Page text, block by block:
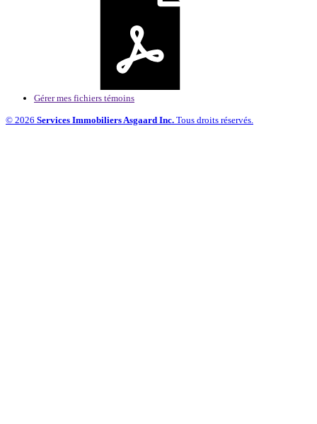
Gérer mes fichiers témoins
© 2026 Services Immobiliers Asgaard Inc. Tous droits réservés.